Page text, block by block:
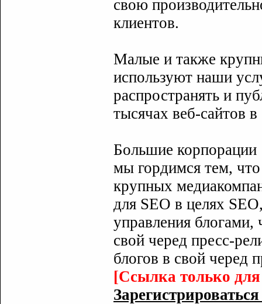
свою
клиентов.
Малые и также
используют наши
распространять и
тысячах веб-сайтов
Большие корпорации
мы гордимся тем,
крупных
для SEO в целях
управления блогами,
свой черед пресс-
блогов в свой черед
[Ссылка только для